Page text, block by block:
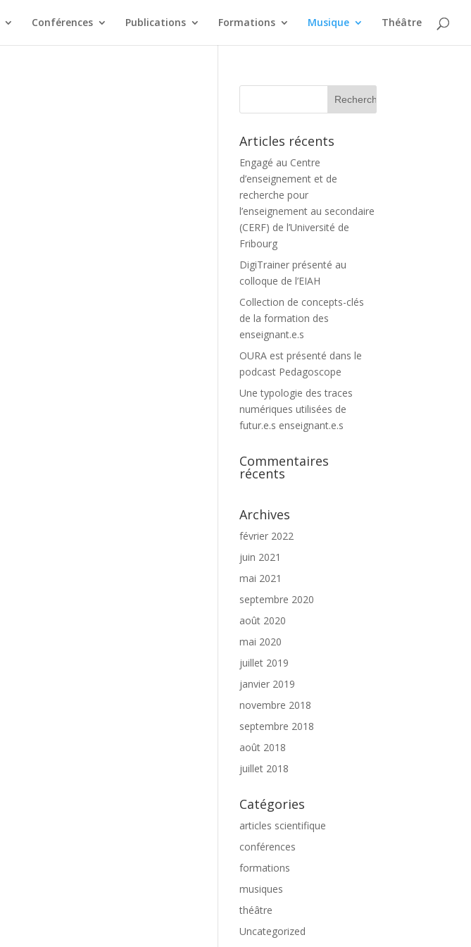
Conférences Publications Formations Musique Théâtre
Articles récents
Engagé au Centre
d’enseignement et de
recherche pour
l’enseignement au secondaire
(CERF) de l’Université de
Fribourg
DigiTrainer présenté au
colloque de l’EIAH
Collection de concepts-clés
de la formation des
enseignant.e.s
OURA est présenté dans le
podcast Pedagoscope
Une typologie des traces
numériques utilisées de
futur.e.s enseignant.e.s
Commentaires
récents
Archives
février 2022
juin 2021
mai 2021
septembre 2020
août 2020
mai 2020
juillet 2019
janvier 2019
novembre 2018
septembre 2018
août 2018
juillet 2018
Catégories
articles scientifique
conférences
formations
musiques
théâtre
Uncategorized